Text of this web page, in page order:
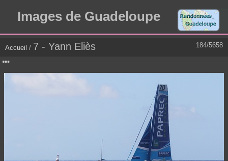
Images de Guadeloupe
184/5658
Accueil / 7 - Yann Eliès